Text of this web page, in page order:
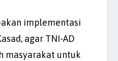
implementasi
agar TNI-AD
masyarakat untuk